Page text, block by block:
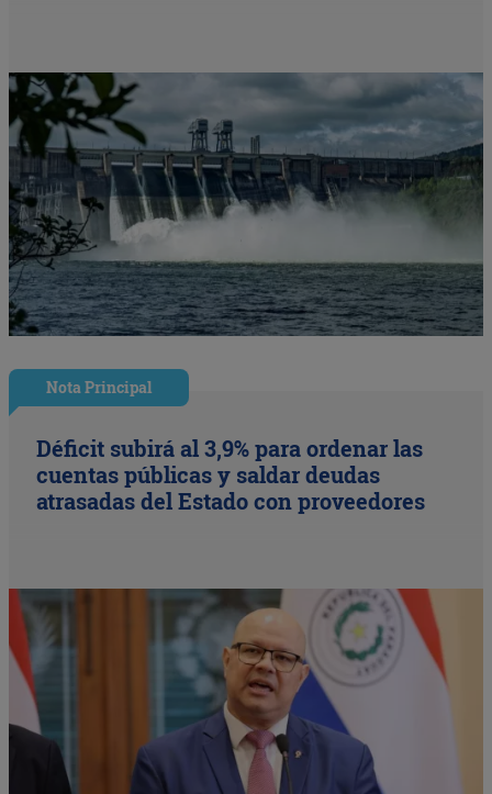
Nota Principal
Déficit subirá al 3,9% para ordenar las
cuentas públicas y saldar deudas
atrasadas del Estado con proveedores